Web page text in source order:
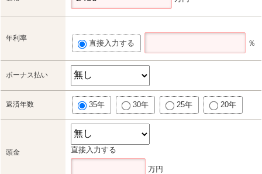
年利率
直接入力する ％
ボーナス払い
返済年数 35年 30年 25年 20年
頭金 直接入力する
万円